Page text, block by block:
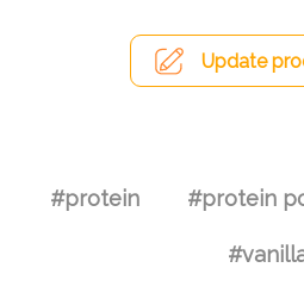
Update
#protein #protein